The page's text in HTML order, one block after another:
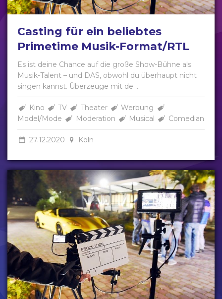
Casting für ein beliebtes
Primetime Musik-Format/RTL
Es ist deine Chance auf die große Show-Bühne als
Musik-Talent – und DAS, obwohl du überhaupt nicht
singen kannst. Überzeuge mit de ...
Kino TV Theater
Werbung
Model/Mode
Moderation Musical Comedian
27.12.2020 Köln